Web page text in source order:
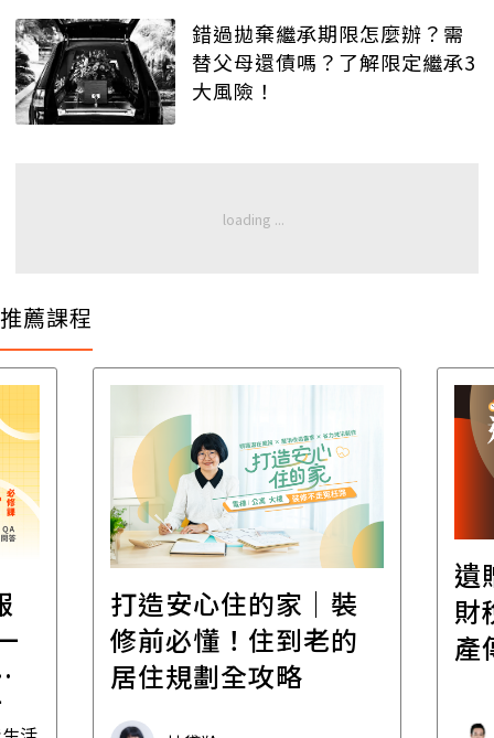
錯過拋棄繼承期限怎麼辦？需
替父母還債嗎？了解限定繼承3
大風險！
推薦課程
打造安心住的家｜裝
修前必懂！住到老的
居住規劃全攻略
遺
財
產